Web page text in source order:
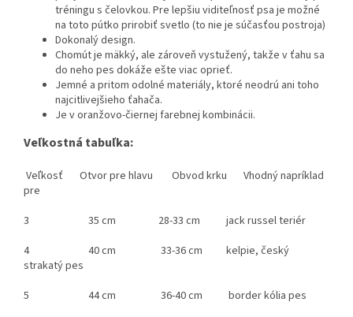
tréningu s čelovkou. Pre lepšiu viditeľnosť psa je možné
na toto pútko prirobiť svetlo (to nie je súčasťou postroja)
Dokonalý design.
Chomút je mäkký, ale zároveň vystužený, takže v ťahu sa
do neho pes dokáže ešte viac oprieť.
Jemné a pritom odolné materiály, ktoré neodrú ani toho
najcitlivejšieho ťahača.
Je v oranžovo-čiernej farebnej kombinácii.
Veľkostná tabuľka:
Veľkosť Otvor pre hlavu Obvod krku Vhodný napríklad
pre
3 35 cm 28-33 cm jack russel teriér
4 40 cm 33-36 cm kelpie, český
strakatý pes
5 44 cm 36-40 cm border kólia pes